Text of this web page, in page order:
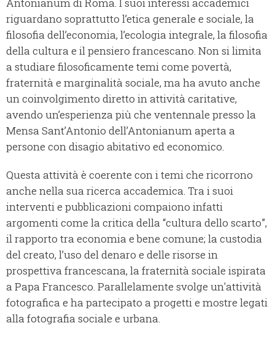
riguardano soprattutto l’etica generale e sociale, la
filosofia dell’economia, l’ecologia integrale, la filosofia
della cultura e il pensiero francescano. Non si limita
a studiare filosoficamente temi come povertà,
fraternità e marginalità sociale, ma ha avuto anche
un coinvolgimento diretto in attività caritative,
avendo un’esperienza più che ventennale presso la
Mensa Sant’Antonio dell’Antonianum aperta a
persone con disagio abitativo ed economico.
Questa attività è coerente con i temi che ricorrono
anche nella sua ricerca accademica. Tra i suoi
interventi e pubblicazioni compaiono infatti
argomenti come la critica della “cultura dello scarto”,
il rapporto tra economia e bene comune; la custodia
del creato, l’uso del denaro e delle risorse in
prospettiva francescana, la fraternità sociale ispirata
a Papa Francesco. Parallelamente svolge un'attività
fotografica e ha partecipato a progetti e mostre legati
alla fotografia sociale e urbana.